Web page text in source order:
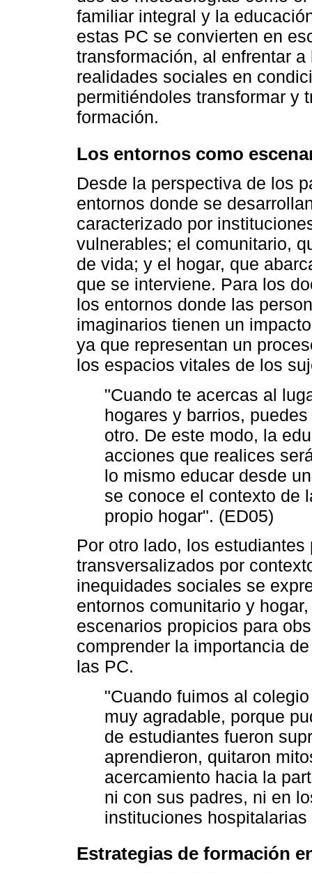
familiar integral y la
estas PC se convierten en
transformación, al enfrentar
realidades sociales en
permitiéndoles transformar y
formación.
Los entornos como
Desde la perspectiva de los
entornos donde se
caracterizado por
vulnerables; el comunitario,
de vida; y el hogar, que
que se interviene. Para los
los entornos donde las
imaginarios tienen un
ya que representan un
los espacios vitales de los
"Cuando te acercas al
hogares y barrios,
otro. De este modo, la
acciones que realices
lo mismo educar desde
se conoce el contexto de
propio hogar". (ED05)
Por otro lado, los
transversalizados por
inequidades sociales se
entornos comunitario y
escenarios propicios para
comprender la importancia
las PC.
"Cuando fuimos al
muy agradable, porque
de estudiantes fueron
aprendieron, quitaron
acercamiento hacia la
ni con sus padres, ni en
instituciones
Estrategias de formación